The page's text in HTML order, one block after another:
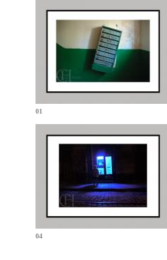
01
04